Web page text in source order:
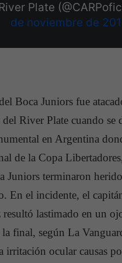
Plate
de noviembre de
Boca Juniors fue
River Plate cuando se
en Argentina
de la Copa
Juniors terminaron
En el incidente, el
resultó lastimado en un
final, según La
irritación ocular causas